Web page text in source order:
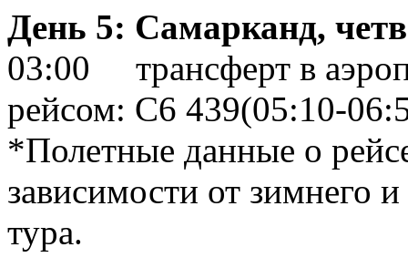
День 5: Самарканд,
03:00 трансферт в
рейсом: С6 439(05:10-
*Полетные данные о
зависимости от зимнего
тура.